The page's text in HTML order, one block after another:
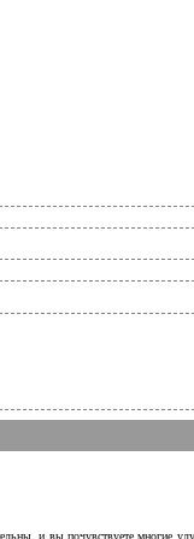
и вы почувствуете многие